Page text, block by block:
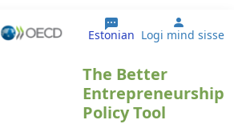
Estonian User
Logi mind sisse
The Better
Entrepreneurship
Policy Tool